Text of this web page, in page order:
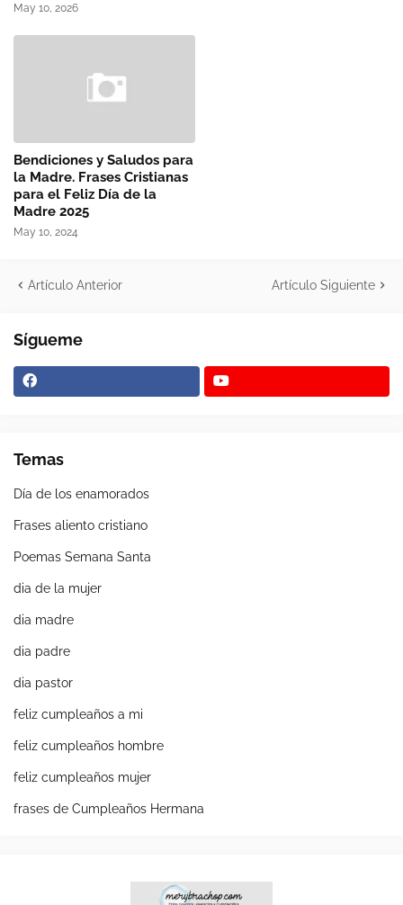
May 10, 2026
Bendiciones y Saludos para
la Madre. Frases Cristianas
para el Feliz Día de la
Madre 2025
May 10, 2024
Artículo Anterior Artículo Siguiente
Sígueme
Temas
Día de los enamorados
Frases aliento cristiano
Poemas Semana Santa
dia de la mujer
dia madre
dia padre
dia pastor
feliz cumpleaños a mi
feliz cumpleaños hombre
feliz cumpleaños mujer
frases de Cumpleaños Hermana